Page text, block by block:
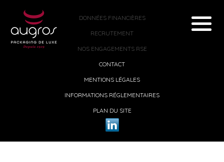
DONNÉES FINANCIÈRES
RECRUTEMENT
NOS ENGAGEMENTS RSE
CONTACT
MENTIONS LÉGALES
INFORMATIONS RÉGLEMENTAIRES
PLAN DU SITE